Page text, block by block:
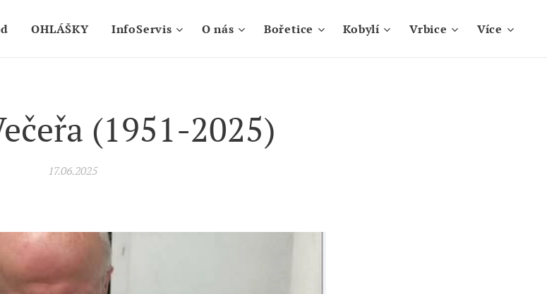
OHLÁŠKY InfoServis O nás Bořetice Kobylí Vrbice Více
(1951-2025)
17.06.2025